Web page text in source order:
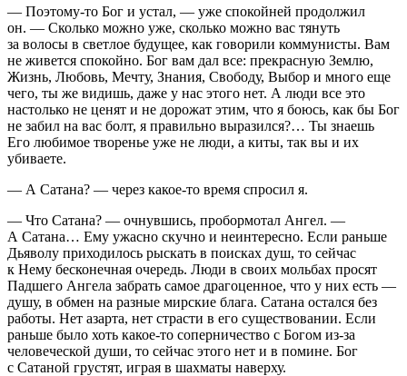
— Поэтому-то Бог и устал, — уже спокойней продолжил
он. — Сколько можно уже, сколько можно вас тянуть
за волосы в светлое будущее, как говорили коммунисты. Вам
не живется спокойно. Бог вам дал все: прекрасную Землю,
Жизнь, Любовь, Мечту, Знания, Свободу, Выбор и много еще
чего, ты же видишь, даже у нас этого нет. А люди все это
настолько не ценят и не дорожат этим, что я боюсь, как бы Бог
не забил на вас болт, я правильно выразился?… Ты знаешь
Его любимое творенье уже не люди, а киты, так вы и их
убиваете.
— А Сатана? — через какое-то время спросил я.
— Что Сатана? — очнувшись, пробормотал Ангел. —
А Сатана… Ему ужасно скучно и неинтересно. Если раньше
Дьяволу приходилось рыскать в поисках душ, то сейчас
к Нему бесконечная очередь. Люди в своих мольбах просят
Падшего Ангела забрать самое драгоценное, что у них есть —
душу, в обмен на разные мирские блага. Сатана остался без
работы. Нет азарта, нет страсти в его существовании. Если
раньше было хоть какое-то соперничество с Богом из-за
человеческой души, то сейчас этого нет и в помине. Бог
с Сатаной грустят, играя в шахматы наверху.